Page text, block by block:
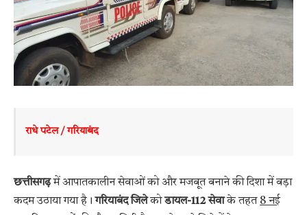
राधे पटेल / गरियाबंद
छत्तीसगढ़में आपातकालीन सेवाओं को और मजबूत बनाने की दिशा में बड़ा
कदम उठाया गया है।गरियाबंद जिलेकोडायल-112 सेवाके तहत 8 नई